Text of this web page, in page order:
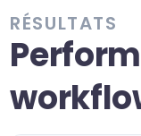
RÉSULTATS